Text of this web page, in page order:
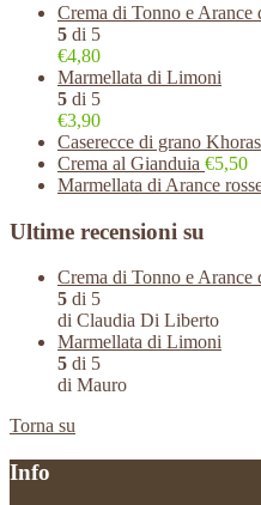
Crema di Tonno e Arance
5 di 5
€4,80
Marmellata di Limoni
5 di 5
€3,90
Caserecce di grano
Crema al Gianduia €5,50
Marmellata di Arance
Ultime recensioni su
Crema di Tonno e Arance
5 di 5
di Claudia Di Liberto
Marmellata di Limoni
5 di 5
di Mauro
Torna su
Info